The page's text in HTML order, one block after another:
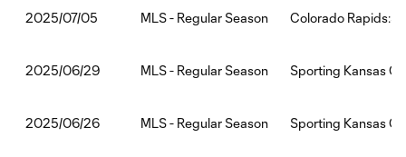
2025/07/05 MLS - Regular Season Colorado
2025/06/29 MLS - Regular Season Sporting Kansas
2025/06/26 MLS - Regular Season Sporting Kansas